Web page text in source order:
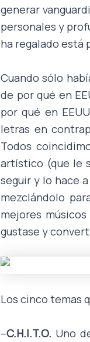
generar
personales y
ha regalado está
Cuando sólo
de por qué en
por qué en
letras en
Todos
artístico (que le
seguir y lo hace
mezclándolo
mejores
gustase y
Los cinco temas
–C.H.I.T.O. Uno